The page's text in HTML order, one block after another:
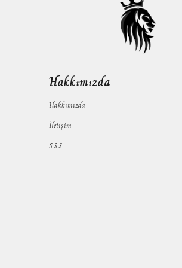
Hakkımızda
Hakkımızda
İletişim
S.S.S